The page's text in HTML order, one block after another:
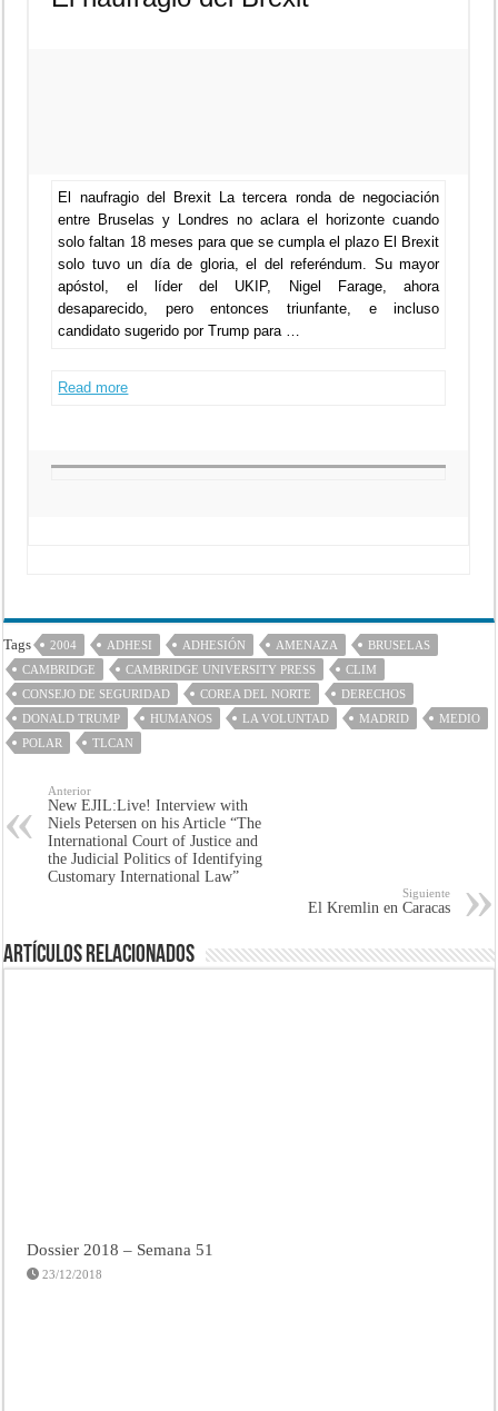
El naufragio del Brexit La tercera ronda de negociación
entre Bruselas y Londres no aclara el horizonte cuando
solo faltan 18 meses para que se cumpla el plazo El Brexit
solo tuvo un día de gloria, el del referéndum. Su mayor
apóstol, el líder del UKIP, Nigel Farage, ahora
desaparecido, pero entonces triunfante, e incluso
candidato sugerido por Trump para …
Read more
Tags 2004 ADHESI ADHESIÓN AMENAZA
BRUSELAS
CAMBRIDGE
CAMBRIDGE UNIVERSITY PRESS
CLIM
CONSEJO DE SEGURIDAD
COREA DEL NORTE
DERECHOS
DONALD TRUMP
HUMANOS LA VOLUNTAD MADRID
MEDIO
POLAR
TLCAN
Anterior
New EJIL:Live! Interview with
Niels Petersen on his Article “The
International Court of Justice and
the Judicial Politics of Identifying
Customary International Law”
Siguiente
El Kremlin en Caracas
Artículos Relacionados
Dossier 2018 – Semana 51
23/12/2018